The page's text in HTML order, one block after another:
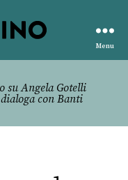
Menu
su Angela Gotelli
con Banti